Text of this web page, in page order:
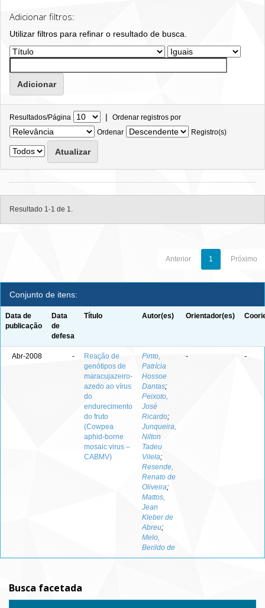
Adicionar filtros:
Utilizar filtros para refinar o resultado de busca.
Resultados/Página | Ordenar registros por
Ordenar
Registro(s)
Resultado 1-1 de 1.
Anterior 1 Próximo
Conjunto de itens:
Data de
publicação
Data
de
defesa
Título Autor(es) Orientador(es)
Abr-2008 -
Reação de
genótipos de
maracujazeiro-
azedo ao vírus
do
endurecimento
do fruto
(Cowpea
aphid-borne
mosaic virus –
CABMV)
Pinto,
Patrícia
Hossoe
Dantas;
Peixoto,
José
Ricardo;
Junqueira,
Nilton
Tadeu
Vilela;
Resende,
Renato de
Oliveira;
Mattos,
Jean
Kleber de
Abreu;
Melo,
Berildo de
- -
Busca facetada